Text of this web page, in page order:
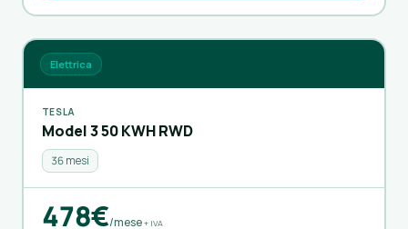
Elettrica
TESLA
Model 3 50 KWH RWD
36 mesi
478€/mese+ IVA